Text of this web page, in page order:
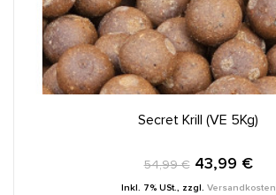
IN DEN WARENKORB
Secret Krill (VE 5Kg)
54,99 € 43,99 €
Inkl. 7% USt., zzgl. Versandkosten